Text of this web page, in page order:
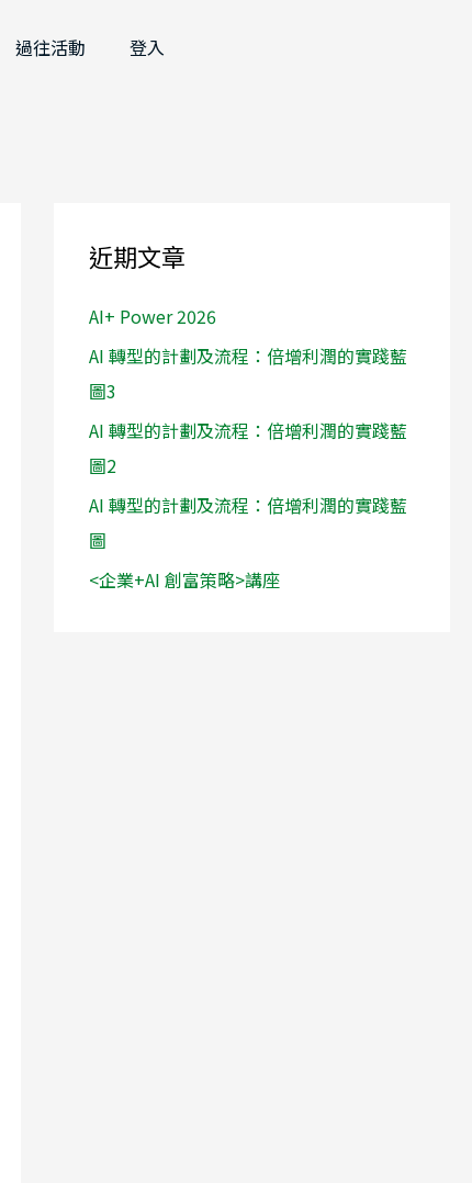
過往活動 登入
近期文章
AI+ Power 2026
AI 轉型的計劃及流程：倍增利潤的實踐藍
圖3
AI 轉型的計劃及流程：倍增利潤的實踐藍
圖2
AI 轉型的計劃及流程：倍增利潤的實踐藍
圖
<企業+AI 創富策略>講座